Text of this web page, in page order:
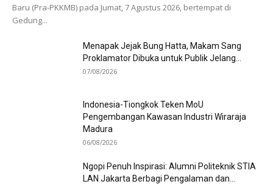
Baru (Pra-PKKMB) pada Jumat, 7 Agustus 2026, bertempat di
Gedung...
Menapak Jejak Bung Hatta, Makam Sang
Proklamator Dibuka untuk Publik Jelang...
07/08/2026
Indonesia-Tiongkok Teken MoU
Pengembangan Kawasan Industri Wiraraja
Madura
06/08/2026
Ngopi Penuh Inspirasi: Alumni Politeknik STIA
LAN Jakarta Berbagi Pengalaman dan...